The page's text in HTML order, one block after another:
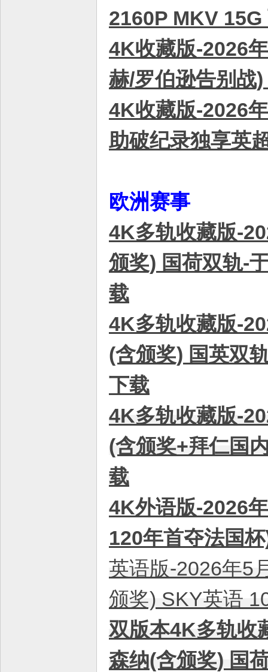
2160P MKV
4K收藏版-2026
赫/罗伯逊告别战
4K收藏版-2026
助破纪录独享英
欧洲赛事
4K多轨收藏版-
颁奖) 国荷双轨-
载
4K多轨收藏版-
(含颁奖) 国英双
下载
4K多轨收藏版-
(含颁奖+拜仁国
载
4K外语版-2026
120年首夺法国
英语版-2026年5
颁奖) SKY英语
双版本4K多轨收
森纳(含颁奖) 国